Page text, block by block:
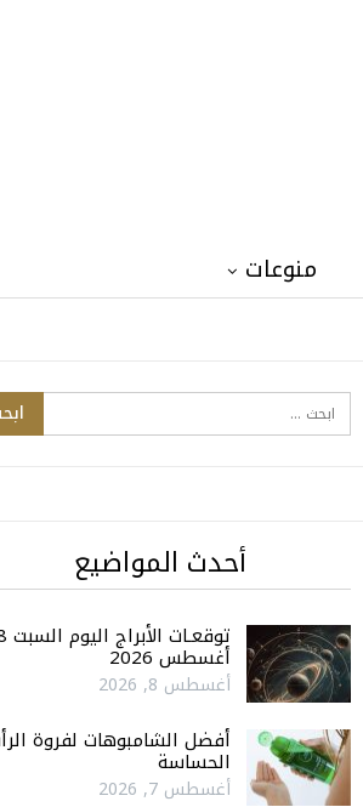
منوعات
أحدث المواضيع
توقعـات
أغسطس 2026
أغسطس 8, 2026
أفضل الشامبوهات لفروة
الحساسة
أغسطس 7, 2026